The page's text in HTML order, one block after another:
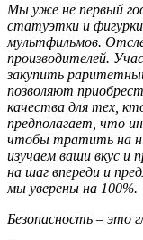
Мы уже не первый
статуэтки и фигурки
мультфильмов.
производителей.
закупить
позволяют
качества для тех,
предполагает, что
чтобы тратить на
изучаем ваши вкус и
на шаг впереди и
мы уверены на 100%.
Безопасность – это